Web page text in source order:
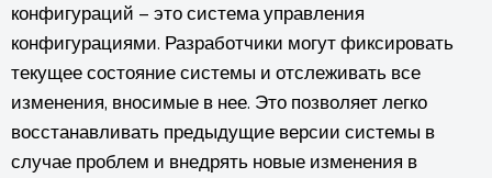
конфигураций – это система управления
конфигурациями. Разработчики могут фиксировать
текущее состояние системы и отслеживать все
изменения, вносимые в нее. Это позволяет легко
восстанавливать предыдущие версии системы в
случае проблем и внедрять новые изменения в